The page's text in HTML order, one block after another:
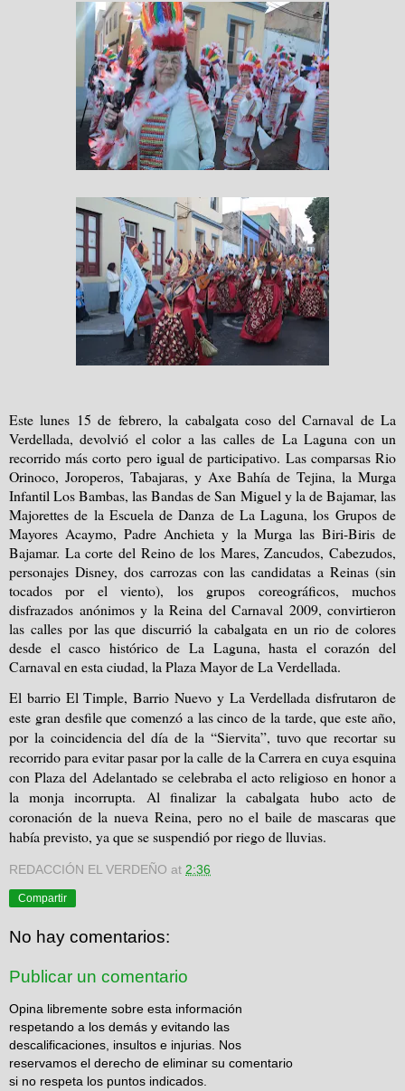
Este lunes 15 de febrero, la cabalgata coso del Carnaval de La
Verdellada, devolvió el color a las calles de La Laguna con un
recorrido más corto pero igual de participativo. Las comparsas Rio
Orinoco, Joroperos, Tabajaras, y Axe Bahía de Tejina, la Murga
Infantil Los Bambas, las Bandas de San Miguel y la de Bajamar, las
Majorettes de la Escuela de Danza de La Laguna, los Grupos de
Mayores Acaymo, Padre Anchieta y la Murga las Biri-Biris de
Bajamar. La corte del Reino de los Mares, Zancudos, Cabezudos,
personajes Disney, dos carrozas con las candidatas a Reinas (sin
tocados por el viento), los grupos coreográficos, muchos
disfrazados anónimos y la Reina del Carnaval 2009, convirtieron
las calles por las que discurrió la cabalgata en un rio de colores
desde el casco histórico de La Laguna, hasta el corazón del
Carnaval en esta ciudad, la Plaza Mayor de La Verdellada.
El barrio El Timple, Barrio Nuevo y La Verdellada disfrutaron de
este gran desfile que comenzó a las cinco de la tarde, que este año,
por la coincidencia del día de la “Siervita”, tuvo que recortar su
recorrido para evitar pasar por la calle de la Carrera en cuya esquina
con Plaza del Adelantado se celebraba el acto religioso en honor a
la monja incorrupta. Al finalizar la cabalgata hubo acto de
coronación de la nueva Reina, pero no el baile de mascaras que
había previsto, ya que se suspendió por riego de lluvias.
REDACCIÓN EL VERDEÑO at 2:36
Compartir
No hay comentarios:
Publicar un comentario
Opina libremente sobre esta información
respetando a los demás y evitando las
descalificaciones, insultos e injurias. Nos
reservamos el derecho de eliminar su comentario
si no respeta los puntos indicados.